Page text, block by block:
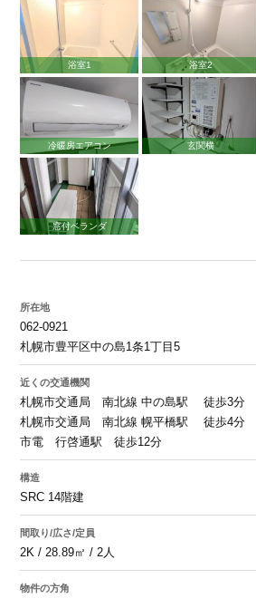
浴室1 浴室2
冷暖房エアコン 玄関横
窓付ベランダ
所在地
062-0921
札幌市豊平区中の島1条1丁目5
近くの交通機関
札幌市交通局 南北線 中の島駅 徒歩3分
札幌市交通局 南北線 幌平橋駅 徒歩4分
市電 行啓通駅 徒歩12分
構造
SRC 14階建
間取り/広さ/定員
2K / 28.89㎡ / 2人
物件の方角